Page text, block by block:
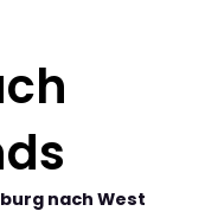
nach West